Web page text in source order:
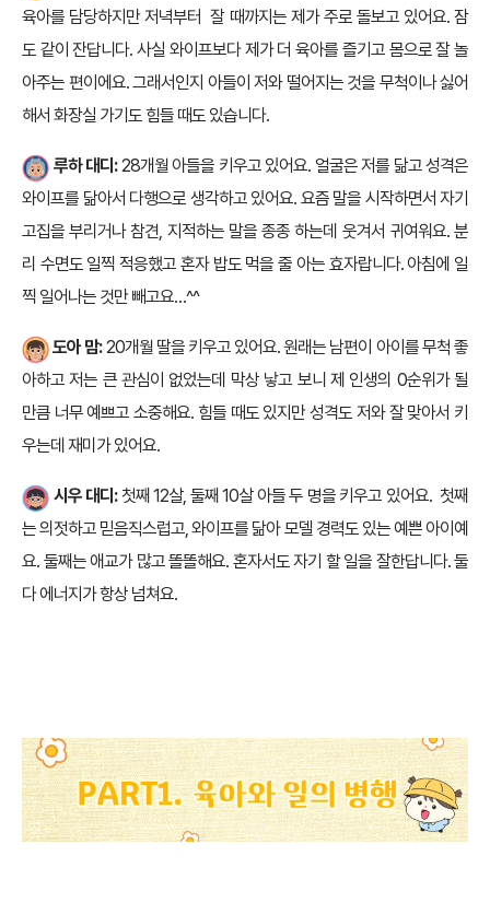
육아를 담당하지만 저녁부터 잘 때까지는 제가 주로 돌보고 있어요. 잠
도 같이 잔답니다. 사실 와이프보다 제가 더 육아를 즐기고 몸으로 잘 놀
아주는 편이에요. 그래서인지 아들이 저와 떨어지는 것을 무척이나 싫어
해서 화장실 가기도 힘들 때도 있습니다.
루하 대디:28개월 아들을 키우고 있어요. 얼굴은 저를 닮고 성격은
와이프를 닮아서 다행으로 생각하고 있어요. 요즘 말을 시작하면서 자기
고집을 부리거나 참견, 지적하는 말을 종종 하는데 웃겨서 귀여워요. 분
리 수면도 일찍 적응했고 혼자 밥도 먹을 줄 아는 효자랍니다. 아침에 일
찍 일어나는 것만 빼고요…^^
도아 맘:20개월 딸을 키우고 있어요. 원래는 남편이 아이를 무척 좋
아하고 저는 큰 관심이 없었는데 막상 낳고 보니 제 인생의 0순위가 될
만큼 너무 예쁘고 소중해요. 힘들 때도 있지만 성격도 저와 잘 맞아서 키
우는데 재미가 있어요.
시우 대디:첫째 12살, 둘째 10살 아들 두 명을 키우고 있어요. 첫째
는 의젓하고 믿음직스럽고, 와이프를 닮아 모델 경력도 있는 예쁜 아이예
요. 둘째는 애교가 많고 똘똘해요. 혼자서도 자기 할 일을 잘한답니다. 둘
다 에너지가 항상 넘쳐요.